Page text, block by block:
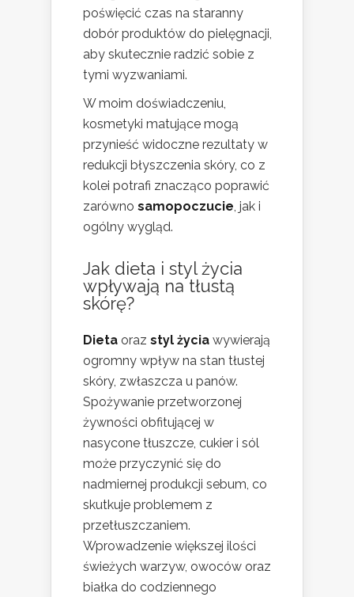
poświęcić czas na staranny
dobór produktów do pielęgnacji,
aby skutecznie radzić sobie z
tymi wyzwaniami.
W moim doświadczeniu,
kosmetyki matujące mogą
przynieść widoczne rezultaty w
redukcji błyszczenia skóry, co z
kolei potrafi znacząco poprawić
zarówno samopoczucie, jak i
ogólny wygląd.
Jak dieta i styl życia
wpływają na tłustą
skórę?
Dieta oraz styl życia wywierają
ogromny wpływ na stan tłustej
skóry, zwłaszcza u panów.
Spożywanie przetworzonej
żywności obfitującej w
nasycone tłuszcze, cukier i sól
może przyczynić się do
nadmiernej produkcji sebum, co
skutkuje problemem z
przetłuszczaniem.
Wprowadzenie większej ilości
świeżych warzyw, owoców oraz
białka do codziennego